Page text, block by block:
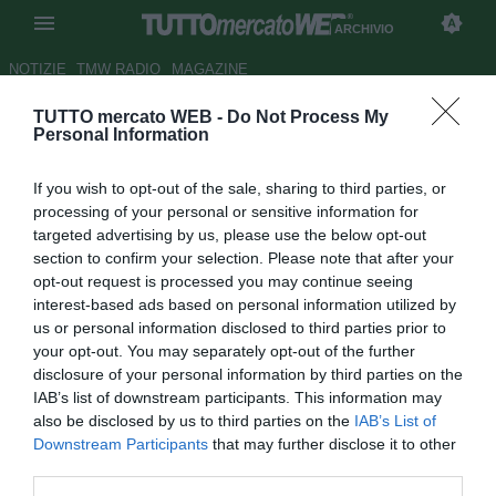
TUTTO mercato WEB - Do Not Process My
Personal Information
If you wish to opt-out of the sale, sharing to third parties, or
processing of your personal or sensitive information for
targeted advertising by us, please use the below opt-out
section to confirm your selection. Please note that after your
opt-out request is processed you may continue seeing
interest-based ads based on personal information utilized by
us or personal information disclosed to third parties prior to
your opt-out. You may separately opt-out of the further
disclosure of your personal information by third parties on the
IAB’s list of downstream participants. This information may
also be disclosed by us to third parties on the IAB’s List of
Downstream Participants that may further disclose it to other
ARCHIVIO
NOTIZIE TMW RADIO MAGAZINE
Arsenal, i "fantasmi" di
Autore Redazione TMW
19.02.2008 16:02
vedi letture
Piu' dei tiri di Kaka' e delle punizioni di Pirlo, prossimi